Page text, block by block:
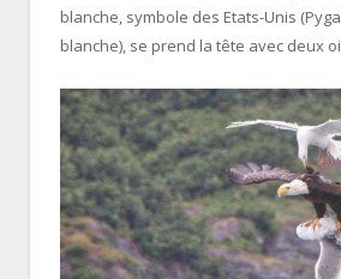
blanche, symbole des Etats-Unis
blanche), se prend la tête avec deux